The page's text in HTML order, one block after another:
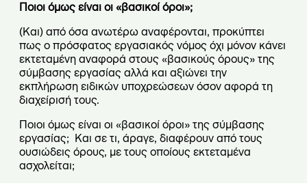
Ποιοι όμως είναι οι «βασικοί όροι»;
(Και) από όσα ανωτέρω αναφέρονται, προκύπτει
πως ο πρόσφατος εργασιακός νόμος όχι μόνον κάνει
εκτεταμένη αναφορά στους «βασικούς όρους» της
σύμβασης εργασίας αλλά και αξιώνει την
εκπλήρωση ειδικών υποχρεώσεων όσον αφορά τη
διαχείρισή τους.
Ποιοι όμως είναι οι «βασικοί όροι» της σύμβασης
εργασίας; Και σε τι, άραγε, διαφέρουν από τους
ουσιώδεις όρους, με τους οποίους εκτεταμένα
ασχολείται;